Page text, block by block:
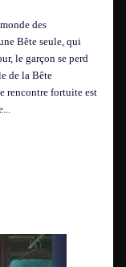
des
Bête seule, qui
le garçon se perd
de la Bête
rencontre fortuite est